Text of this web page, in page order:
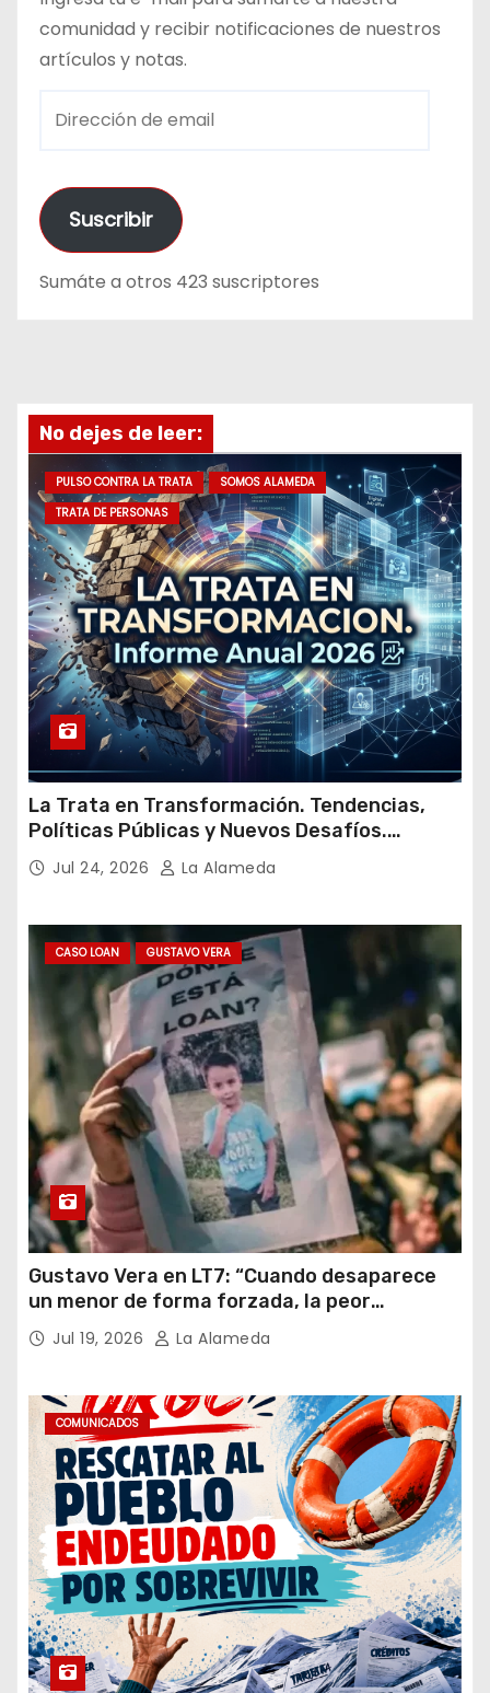
comunidad y recibir notificaciones de nuestros
artículos y notas.
e
c
i
e
e
m
a
i
Suscribir
Sumáte a otros 423 suscriptores
No dejes de leer:
PULSO CONTRA LA TRATA
SOMOS ALAMEDA
TRATA DE PERSONAS
La Trata en Transformación. Tendencias,
Políticas Públicas y Nuevos Desafíos.
Argentina y el Mundo – Julio 2026
Jul 24, 2026 La Alameda
CASO LOAN GUSTAVO VERA
Gustavo Vera en LT7: “Cuando desaparece
un menor de forma forzada, la peor
hipótesis es trata, y así debe seguir
caratulado el caso Loan”
Jul 19, 2026 La Alameda
COMUNICADOS